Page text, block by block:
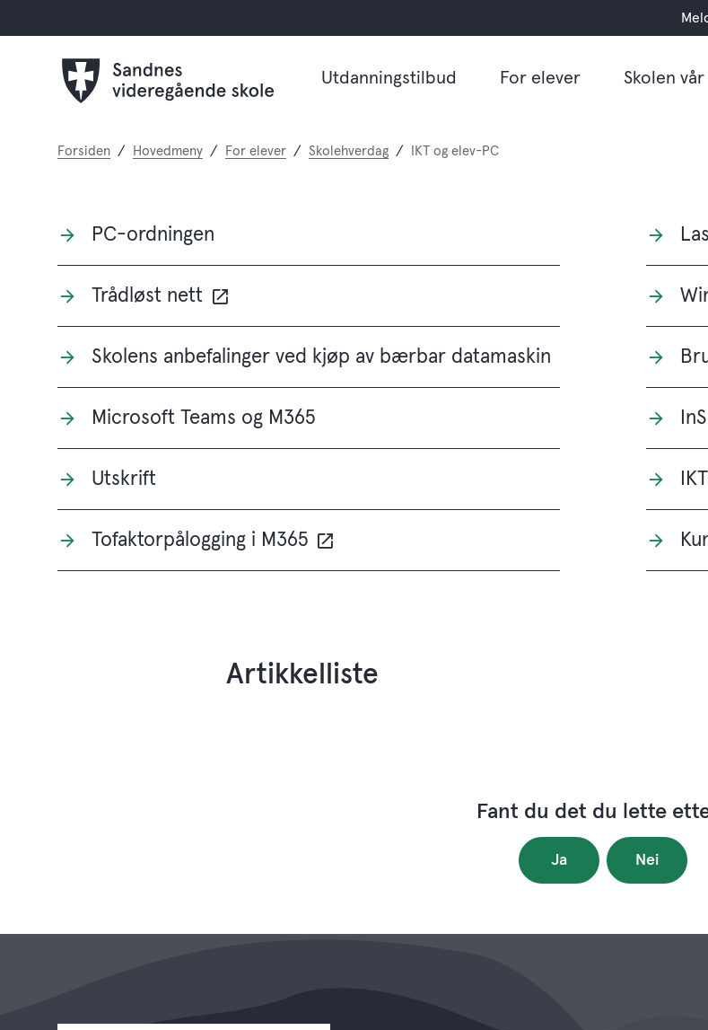
Utdanningstilbud For elever Skolen vår
Du
Forsiden Hovedmeny For elever Skolehverdag IKT og elev-PC
PC-ordningen
Trådløst nett
Skolens anbefalinger ved kjøp av bærbar datamaskin
Microsoft Teams og M365
Utskrift
Tofaktorpålogging i M365
Artikkelliste
Fant du det du lette
Ja Nei